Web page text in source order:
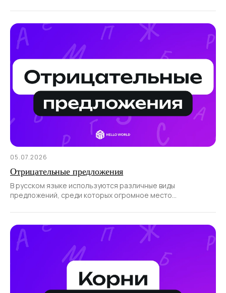
05.07.2026
Отрицательные предложения
В русском языке используются различные виды
предложений, среди которых огромное место